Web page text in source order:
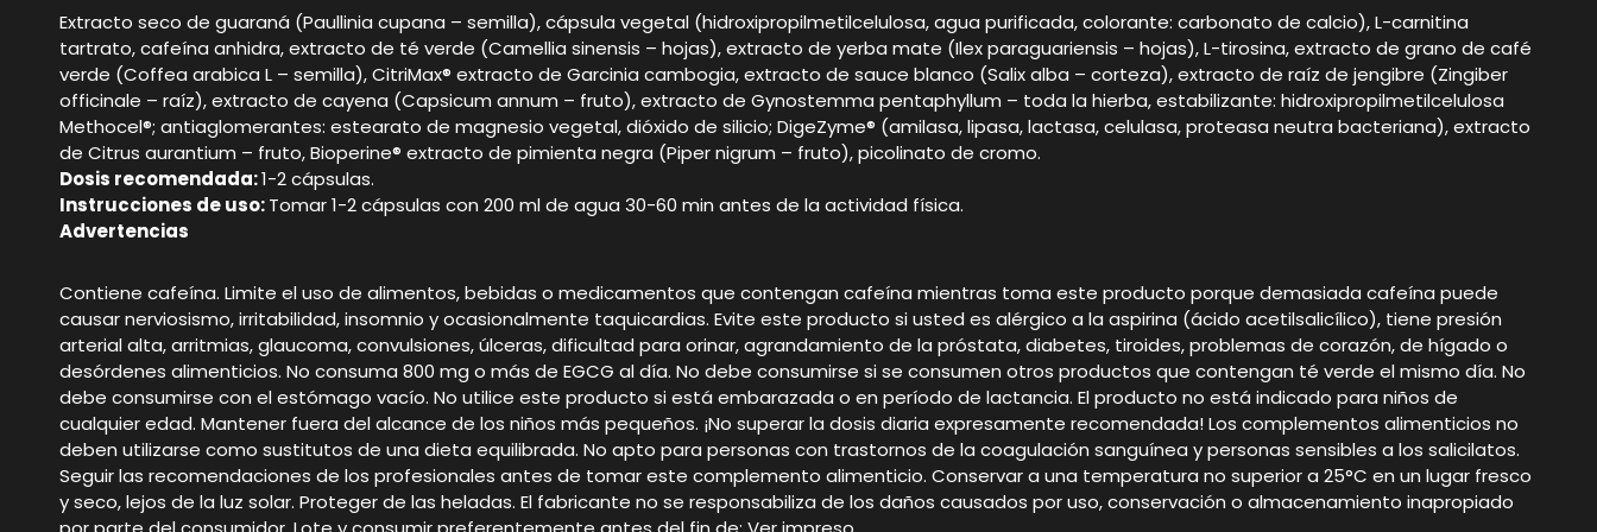
Extracto seco de guaraná (Paullinia cupana – semilla), cápsula vegetal (hidroxipropilmetilcelulosa, agua purificada, colorante: carbonato de calcio), L-carnitina
tartrato, cafeína anhidra, extracto de té verde (Camellia sinensis – hojas), extracto de yerba mate (Ilex paraguariensis – hojas), L-tirosina, extracto de grano de café
verde (Coffea arabica L – semilla), CitriMax® extracto de Garcinia cambogia, extracto de sauce blanco (Salix alba – corteza), extracto de raíz de jengibre (Zingiber
officinale – raíz), extracto de cayena (Capsicum annum – fruto), extracto de Gynostemma pentaphyllum – toda la hierba, estabilizante: hidroxipropilmetilcelulosa
Methocel®; antiaglomerantes: estearato de magnesio vegetal, dióxido de silicio; DigeZyme® (amilasa, lipasa, lactasa, celulasa, proteasa neutra bacteriana), extracto
de Citrus aurantium – fruto, Bioperine® extracto de pimienta negra (Piper nigrum – fruto), picolinato de cromo.
Dosis recomendada:1-2 cápsulas.
Instrucciones de uso:Tomar 1-2 cápsulas con 200 ml de agua 30-60 min antes de la actividad física.
Advertencias
Contiene cafeína. Limite el uso de alimentos, bebidas o medicamentos que contengan cafeína mientras toma este producto porque demasiada cafeína puede
causar nerviosismo, irritabilidad, insomnio y ocasionalmente taquicardias. Evite este producto si usted es alérgico a la aspirina (ácido acetilsalicílico), tiene presión
arterial alta, arritmias, glaucoma, convulsiones, úlceras, dificultad para orinar, agrandamiento de la próstata, diabetes, tiroides, problemas de corazón, de hígado o
desórdenes alimenticios. No consuma 800 mg o más de EGCG al día. No debe consumirse si se consumen otros productos que contengan té verde el mismo día. No
debe consumirse con el estómago vacío. No utilice este producto si está embarazada o en período de lactancia. El producto no está indicado para niños de
cualquier edad. Mantener fuera del alcance de los niños más pequeños. ¡No superar la dosis diaria expresamente recomendada! Los complementos alimenticios no
deben utilizarse como sustitutos de una dieta equilibrada. No apto para personas con trastornos de la coagulación sanguínea y personas sensibles a los salicilatos.
Seguir las recomendaciones de los profesionales antes de tomar este complemento alimenticio. Conservar a una temperatura no superior a 25°C en un lugar fresco
y seco, lejos de la luz solar. Proteger de las heladas. El fabricante no se responsabiliza de los daños causados por uso, conservación o almacenamiento inapropiado